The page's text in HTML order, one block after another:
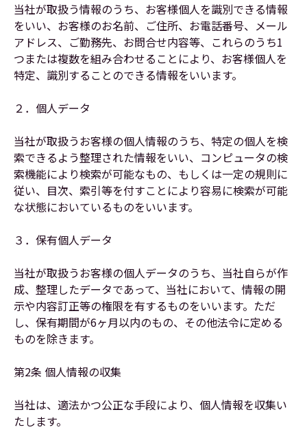
当社が取扱う情報のうち、お客様個人を識別できる情報
をいい、お客様のお名前、ご住所、お電話番号、メール
アドレス、ご勤務先、お問合せ内容等、これらのうち1
つまたは複数を組み合わせることにより、お客様個人を
特定、識別することのできる情報をいいます。
２．個人データ
当社が取扱うお客様の個人情報のうち、特定の個人を検
索できるよう整理された情報をいい、コンピュータの検
索機能により検索が可能なもの、もしくは一定の規則に
従い、目次、索引等を付すことにより容易に検索が可能
な状態においているものをいいます。
３．保有個人データ
当社が取扱うお客様の個人データのうち、当社自らが作
成、整理したデータであって、当社において、情報の開
示や内容訂正等の権限を有するものをいいます。ただ
し、保有期間が6ヶ月以内のもの、その他法令に定める
ものを除きます。
第2条 個人情報の収集
当社は、適法かつ公正な手段により、個人情報を収集い
たします。